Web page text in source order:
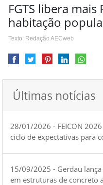
FGTS libera
habitação
Texto: Redação AECweb
Últimas notícias
28/01/2026 - FEICON
ciclo de expectativas para
15/09/2025 - Gerdau
em estruturas de concreto